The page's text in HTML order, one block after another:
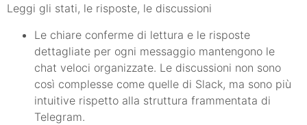
Leggi gli stati, le risposte, le discussioni
Le chiare conferme di lettura e le risposte
dettagliate per ogni messaggio mantengono le
chat veloci organizzate. Le discussioni non sono
così complesse come quelle di Slack, ma sono più
intuitive rispetto alla struttura frammentata di
Telegram.